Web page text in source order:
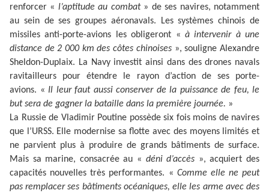
renforcer « l’aptitude au combat» de ses navires, notamment
au sein de ses groupes aéronavals. Les systèmes chinois de
missiles anti-porte-avions les obligeront « à intervenir à une
distance de 2 000 km des côtes chinoises», souligne Alexandre
Sheldon-Duplaix. La Navy investit ainsi dans des drones navals
ravitailleurs pour étendre le rayon d’action de ses porte-
avions. « Il leur faut aussi conserver de la puissance de feu, le
but sera de gagner la bataille dans la première journée. »
La Russie de Vladimir Poutine possède six fois moins de navires
que l’URSS. Elle modernise sa flotte avec des moyens limités et
ne parvient plus à produire de grands bâtiments de surface.
Mais sa marine, consacrée au « déni d’accès », acquiert des
capacités nouvelles très performantes. « Comme elle ne peut
pas remplacer ses bâtiments océaniques, elle les arme avec des